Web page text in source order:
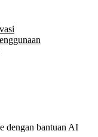
dengan bantuan AI